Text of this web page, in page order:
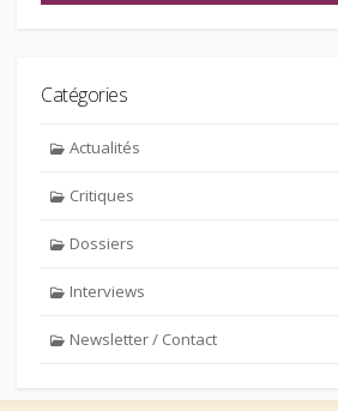
Catégories
Actualités
Critiques
Dossiers
Interviews
Newsletter / Contact